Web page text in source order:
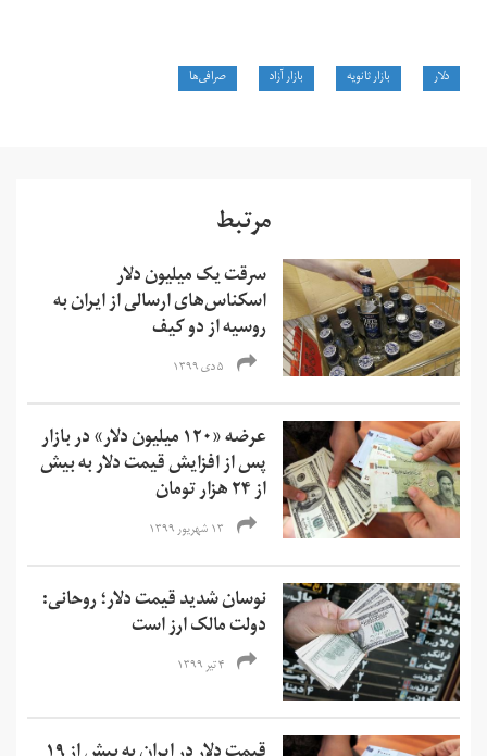
دلار بازار ثانویه بازار آزاد صرافی‌ها
مرتبط
سرقت یک میلیون دلار
اسکناس‌های ارسالی از ایران به
روسیه از دو کیف
۵ دی ۱۳۹۹
عرضه «۱۲۰ میلیون دلار» در بازار
پس از افزایش قیمت دلار به بیش
از ۲۴ هزار تومان
۱۳ شهریور ۱۳۹۹
نوسان شدید قیمت دلار؛ روحانی:
دولت مالک ارز است
۴ تیر ۱۳۹۹